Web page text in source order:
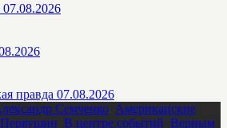
правда 07.08.2026
Семченко Американские
В центре событий Верным